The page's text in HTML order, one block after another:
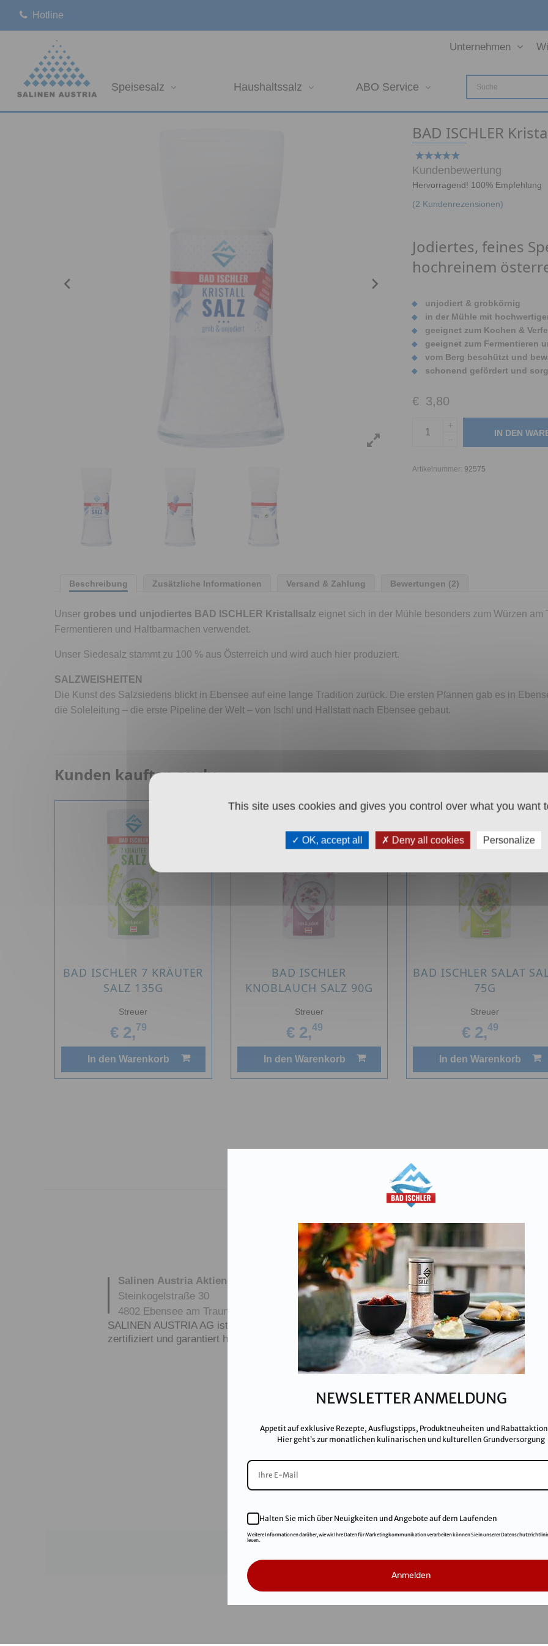
Hotline
Unternehmen
Speisesalz Haushaltssalz ABO Service
BAD ISCHLER
Kundenbewertung
Hervorragend! 100% Empfehlung
(2 Kundenrezensionen)
Jodiertes, feines
hochreinem
unjodiert & grobkörnig
in der Mühle mit
geeignet zum Kochen &
geeignet zum Fermentieren
vom Berg beschützt und
schonend gefördert und
€ 3,80
IN DEN
Artikelnummer: 92575
Beschreibung Zusätzliche Informationen Versand & Zahlung Bewertungen (2)
Unser grobes und unjodiertes BAD ISCHLER Kristallsalz eignet sich in der Mühle besonders zum Würzen
Fermentieren und Haltbarmachen verwendet.
Unser Siedesalz stammt zu 100 % aus Österreich und wird auch hier produziert.
SALZWEISHEITEN
Die Kunst des Salzsiedens blickt in Ebensee auf eine lange Tradition zurück. Die ersten Pfannen gab es in
die Soleleitung – die erste Pipeline der Welt – von Ischl und Hallstatt nach Ebensee gebaut.
Kunden kauften auch:
BAD ISCHLER 7 KRÄUTER
SALZ 135G
Streuer
€ 2,79
In den Warenkorb
BAD ISCHLER
KNOBLAUCH SALZ 90G
Streuer
€ 2,49
In den Warenkorb
BAD ISCHLER SALAT
75G
Streuer
€ 2,49
In den Warenkorb
Salinen Austria Aktiengesellschaft
Steinkogelstraße 30
4802 Ebensee am Traunsee
T:+43 676 87812208
ecommerce@salinen.com
SALINEN AUSTRIA AG ist nach GMP, IFS, QS, ISO 9001, ISO 14001 u.v.m.
zertifiziert und garantiert höchste Qualitätsstandards.
NEWSLETTER ANMELDUNG
Appetit auf exklusive Rezepte, Ausflugstipps, Produktneuheiten und
Hier geht’s zur monatlichen kulinarischen und kulturellen Grundversorgung
Halten Sie mich über Neuigkeiten und Angebote auf dem Laufenden
Weitere Informationen darüber, wie wir Ihre Daten für Marketingkommunikation verarbeiten können Sie in unserer
lesen.
Anmelden
This site uses cookies and gives you control over what you want
OK, accept all Deny all cookies Personalize